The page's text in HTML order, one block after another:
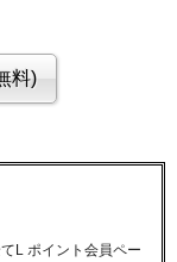
L ポイント会員ペー